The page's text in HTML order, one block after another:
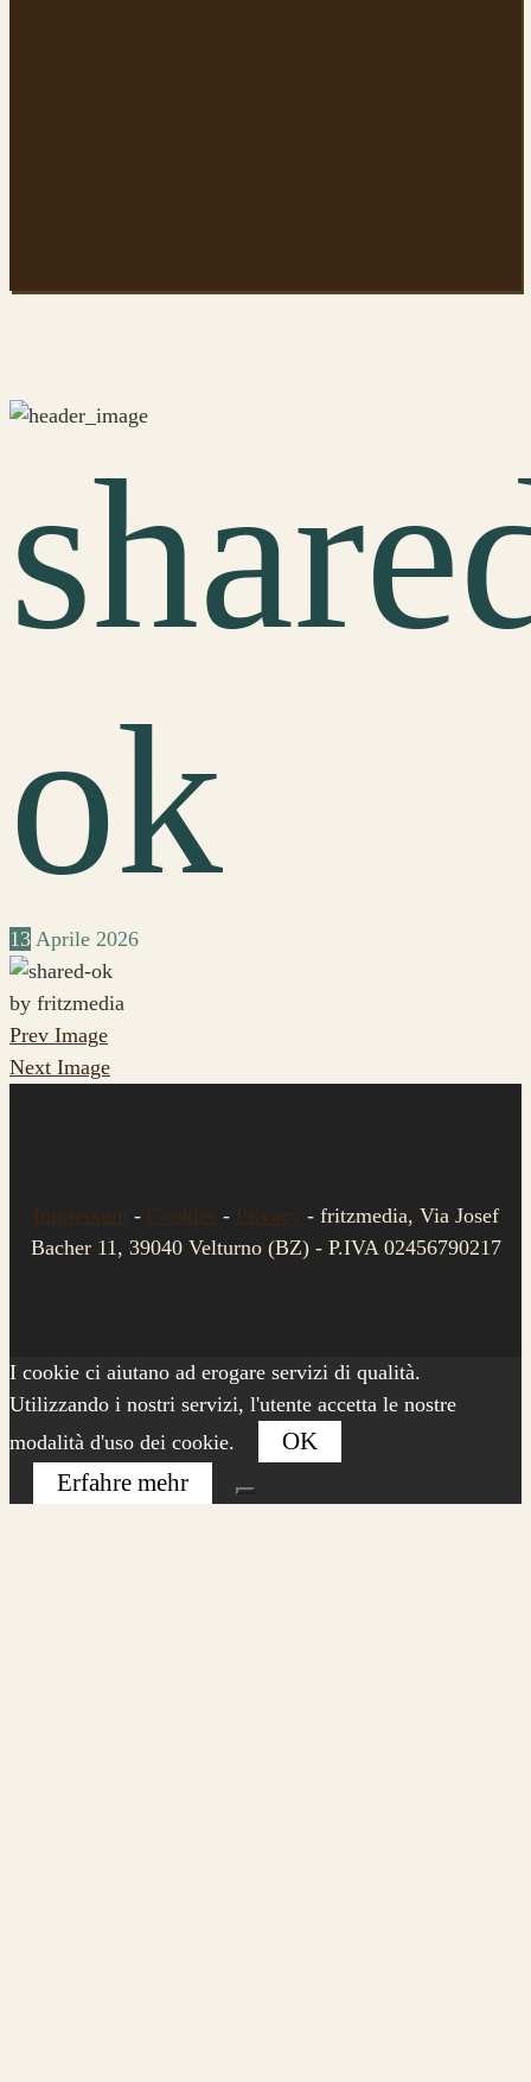
ok
13 Aprile 2026
by fritzmedia
Prev Image
Next Image
Impressum - Cookies - Privacy - fritzmedia, Via Josef
Bacher 11, 39040 Velturno (BZ) - P.IVA 02456790217
I cookie ci aiutano ad erogare servizi di qualità.
Utilizzando i nostri servizi, l'utente accetta le nostre
modalità d'uso dei cookie.
OK
Erfahre mehr